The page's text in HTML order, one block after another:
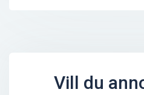
Vill du